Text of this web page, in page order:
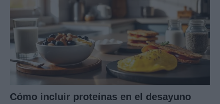
Cómo incluir proteínas en el desayuno